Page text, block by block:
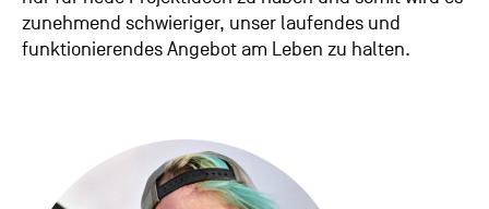
zunehmend schwieriger, unser laufendes und
funktionierendes Angebot am Leben zu halten.